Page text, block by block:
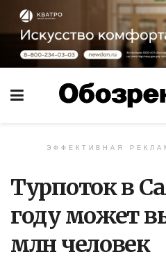
ЭФФЕКТИВНАЯ
Турпоток в
году может
млн человек